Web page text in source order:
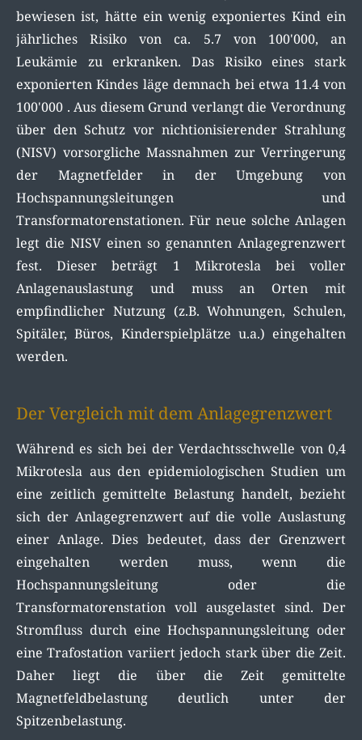
bewiesen ist, hätte ein wenig exponiertes Kind ein
jährliches Risiko von ca. 5.7 von 100'000, an
Leukämie zu erkranken. Das Risiko eines stark
exponierten Kindes läge demnach bei etwa 11.4 von
100'000 . Aus diesem Grund verlangt die Verordnung
über den Schutz vor nichtionisierender Strahlung
(NISV) vorsorgliche Massnahmen zur Verringerung
der Magnetfelder in der Umgebung von
Hochspannungsleitungen und
Transformatorenstationen. Für neue solche Anlagen
legt die NISV einen so genannten Anlagegrenzwert
fest. Dieser beträgt 1 Mikrotesla bei voller
Anlagenauslastung und muss an Orten mit
empfindlicher Nutzung (z.B. Wohnungen, Schulen,
Spitäler, Büros, Kinderspielplätze u.a.) eingehalten
werden.
Der Vergleich mit dem Anlagegrenzwert
Während es sich bei der Verdachtsschwelle von 0,4
Mikrotesla aus den epidemiologischen Studien um
eine zeitlich gemittelte Belastung handelt, bezieht
sich der Anlagegrenzwert auf die volle Auslastung
einer Anlage. Dies bedeutet, dass der Grenzwert
eingehalten werden muss, wenn die
Hochspannungsleitung oder die
Transformatorenstation voll ausgelastet sind. Der
Stromfluss durch eine Hochspannungsleitung oder
eine Trafostation variiert jedoch stark über die Zeit.
Daher liegt die über die Zeit gemittelte
Magnetfeldbelastung deutlich unter der
Spitzenbelastung.